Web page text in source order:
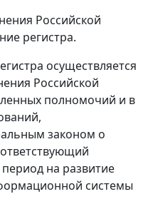
Российской
регистра.
осуществляется
Российской
полномочий и в
законом о
на развитие
системы